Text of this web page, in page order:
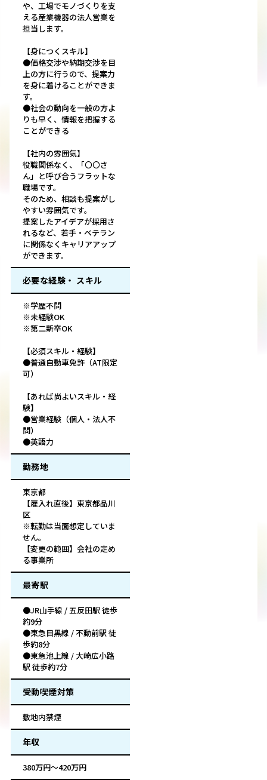
や、工場でモノづくりを支
える産業機器の法人営業を
担当します。
【身につくスキル】
●価格交渉や納期交渉を目
上の方に行うので、提案力
を身に着けることができま
す。
●社会の動向を一般の方よ
りも早く、情報を把握する
ことができる
【社内の雰囲気】
役職関係なく、「〇〇さ
ん」と呼び合うフラットな
職場です。
そのため、相談も提案がし
やすい雰囲気です。
提案したアイデアが採用さ
れるなど、若手・ベテラン
に関係なくキャリアアップ
ができます。
必要な経験・ スキル
※学歴不問
※未経験OK
※第二新卒OK
【必須スキル・経験】
●普通自動車免許（AT限定
可）
【あれば尚よいスキル・経
験】
●営業経験（個人・法人不
問）
●英語力
勤務地
東京都
【雇入れ直後】東京都品川
区
※転勤は当面想定していま
せん。
【変更の範囲】会社の定め
る事業所
最寄駅
●JR山手線 / 五反田駅 徒歩
約9分
●東急目黒線 / 不動前駅 徒
歩約8分
●東急池上線 / 大崎広小路
駅 徒歩約7分
受動喫煙対策
敷地内禁煙
年収
380万円～420万円